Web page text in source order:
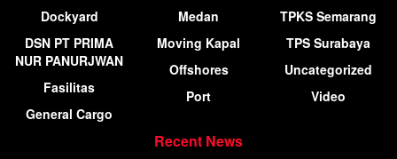
Dockyard
DSN PT PRIMA
NUR PANURJWAN
Fasilitas
General Cargo
Medan
Moving Kapal
Offshores
Port
TPKS Semarang
TPS Surabaya
Uncategorized
Video
Recent News